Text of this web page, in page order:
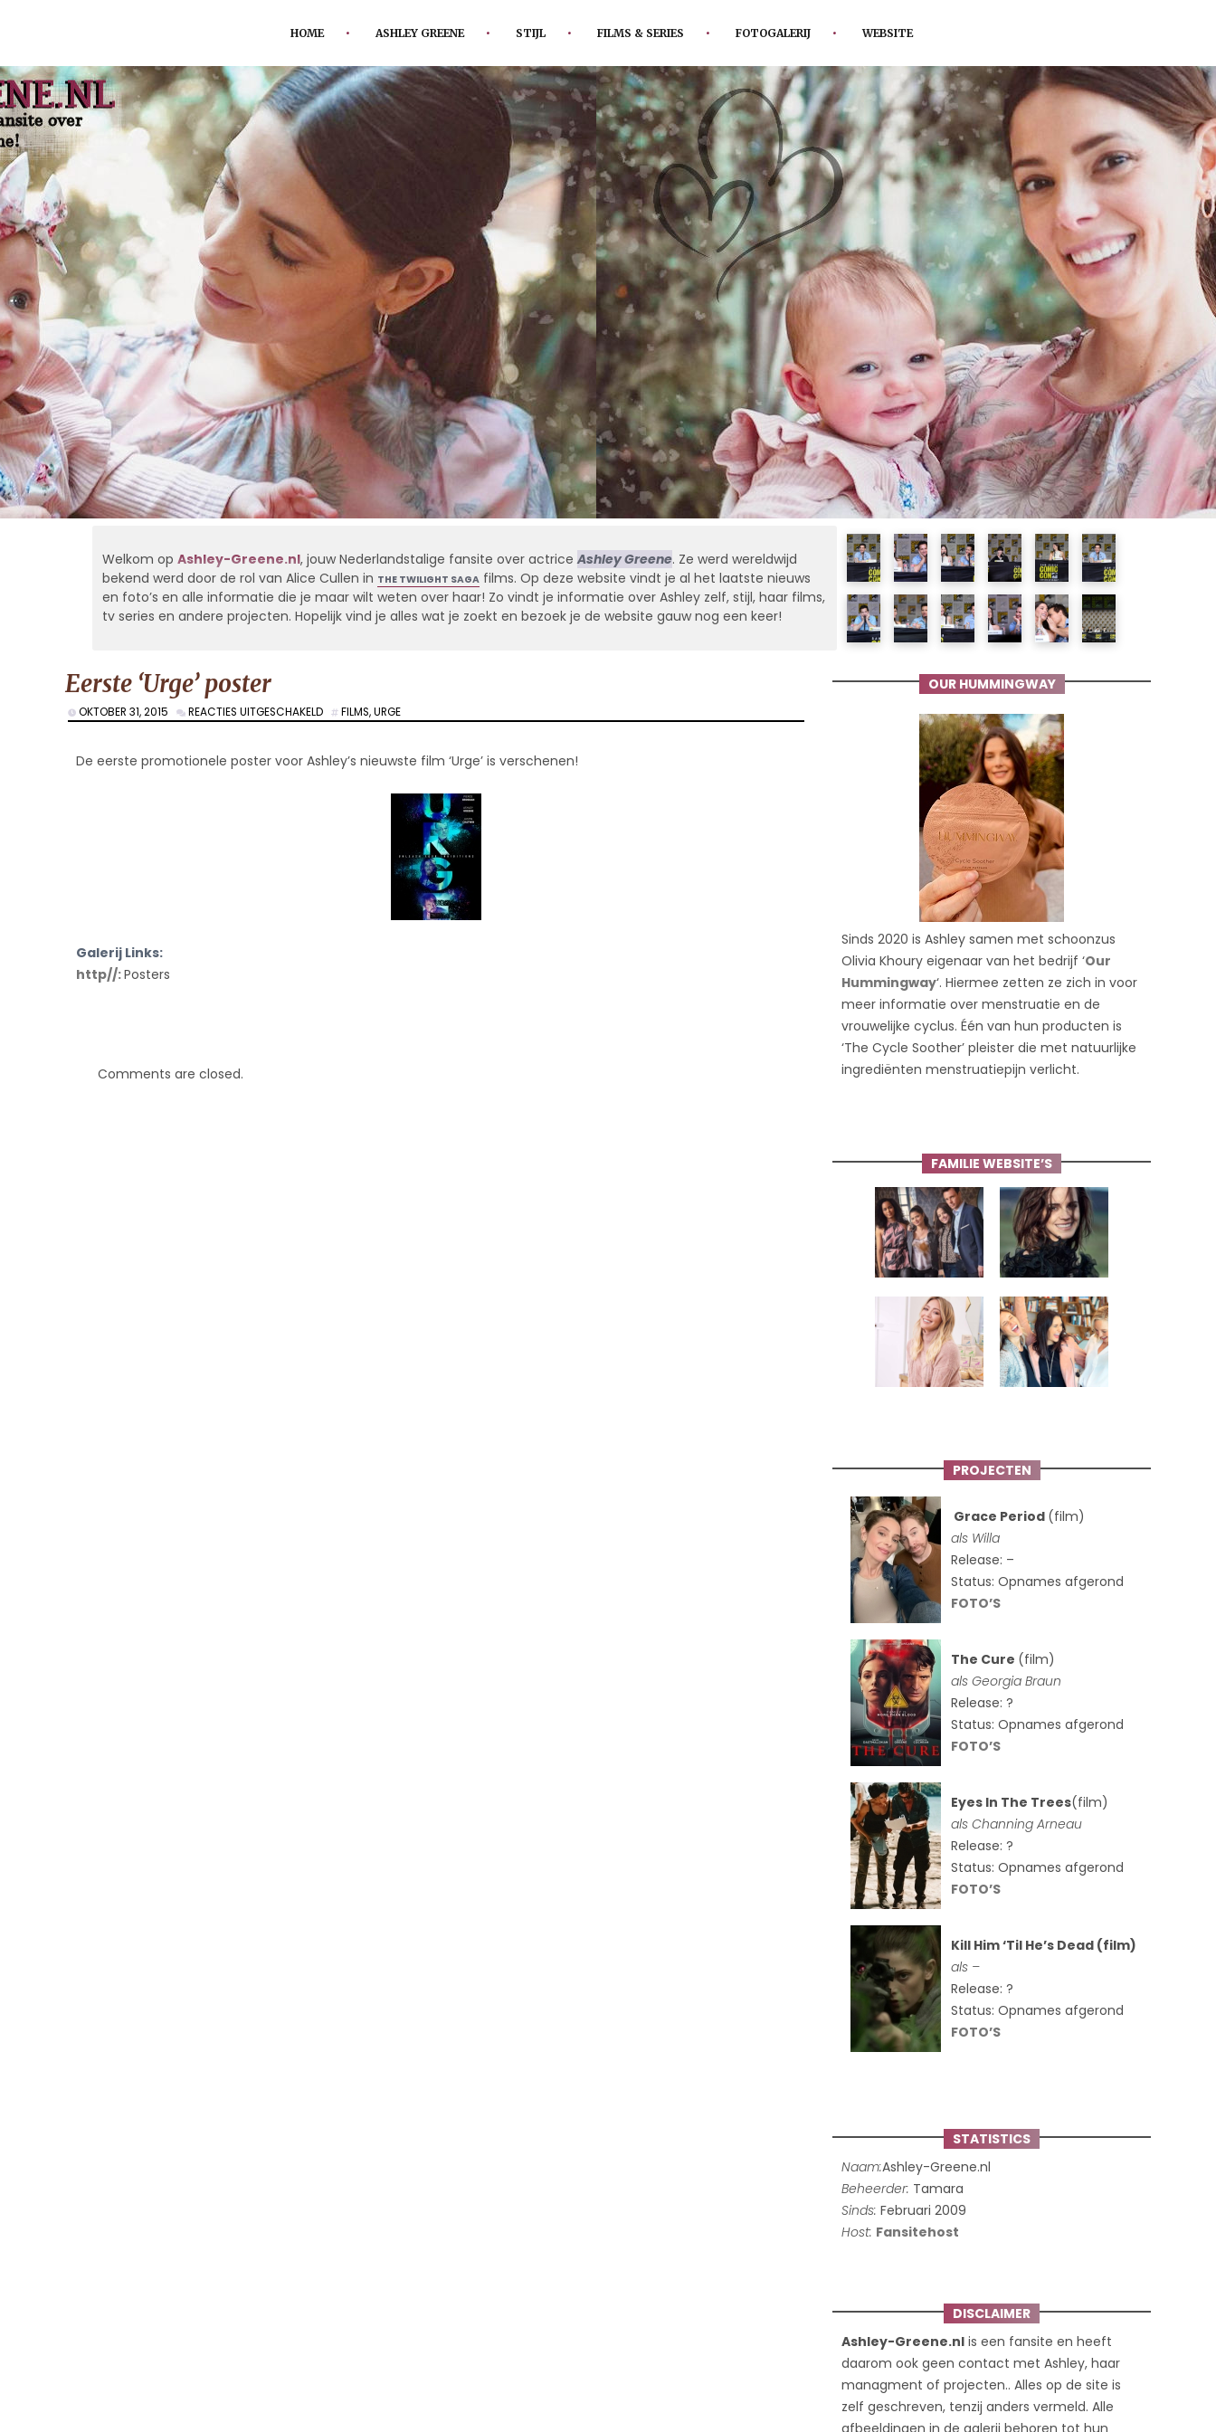
HOME ASHLEY GREENE STIJL FILMS & SERIES FOTOGALERIJ WEBSITE
Welkom op Ashley-Greene.nl, jouw Nederlandstalige fansite over actriceAshley Greene. Ze werd wereldwijd
bekend werd door de rol van Alice Cullen in THE TWILIGHT SAGAfilms. Op deze website vindt je al het laatste nieuws
en foto’s en alle informatie die je maar wilt weten over haar! Zo vindt je informatie over Ashley zelf, stijl, haar films,
tv series en andere projecten. Hopelijk vind je alles wat je zoekt en bezoek je de website gauw nog een keer!
OUR HUMMINGWAY
Sinds 2020 is Ashley samen met schoonzus
Olivia Khoury eigenaar van het bedrijf ‘Our
Hummingway‘. Hiermee zetten ze zich in voor
meer informatie over menstruatie en de
vrouwelijke cyclus. Één van hun producten is
‘The Cycle Soother’ pleister die met natuurlijke
ingrediënten menstruatiepijn verlicht.
FAMILIE WEBSITE’S
PROJECTEN
Grace Period (film)
als Willa
Release: –
Status: Opnames afgerond
FOTO’S
The Cure (film)
alsGeorgia Braun
Release: ?
Status: Opnames afgerond
FOTO’S
Eyes In The Trees(film)
als Channing Arneau
Release: ?
Status: Opnames afgerond
FOTO’S
Kill Him ‘Til He’s Dead (film)
als –
Release: ?
Status: Opnames afgerond
FOTO’S
STATISTICS
Naam:Ashley-Greene.nl
Beheerder: Tamara
Sinds: Februari 2009
Host: Fansitehost
DISCLAIMER
Ashley-Greene.nl is een fansite en heeft
daarom ook geen contact met Ashley, haar
managment of projecten.. Alles op de site is
zelf geschreven, tenzij anders vermeld. Alle
afbeeldingen in de galerij behoren tot hun
Eerste ‘Urge’ poster
OKTOBER 31, 2015 REACTIES UITGESCHAKELDVOOR
EERSTE
POSTER
FILMS,URGE
De eerste promotionele poster voor Ashley’s nieuwste film ‘Urge’ is verschenen!
Galerij Links:
http//:Posters
Comments are closed.